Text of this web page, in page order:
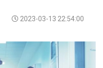
2023-03-13 22:54:00